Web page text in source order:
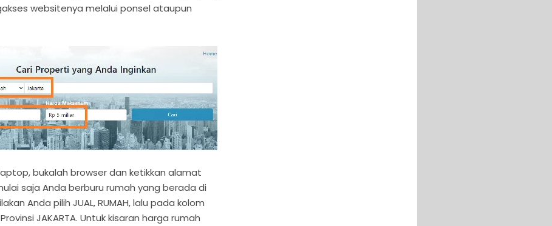
websitenya melalui ponsel ataupun
bukalah browser dan ketikkan alamat
saja Anda berburu rumah yang berada di
Anda pilih JUAL, RUMAH, lalu pada kolom
JAKARTA. Untuk kisaran harga rumah